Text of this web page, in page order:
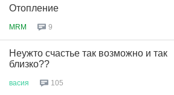
Отопление
MRM 9
Неужто счастье так возможно и так
близко??
васия 105